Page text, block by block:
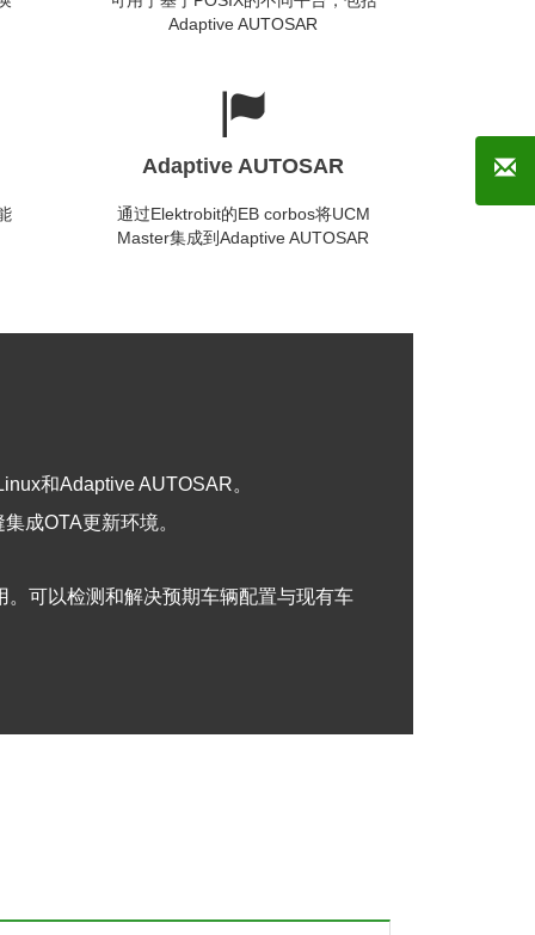
Adaptive AUTOSAR
Adaptive AUTOSAR
通过Elektrobit的EB corbos将UCM
Master集成到Adaptive AUTOSAR
和Adaptive AUTOSAR。
集成OTA更新环境。
可以检测和解决预期车辆配置与现有车